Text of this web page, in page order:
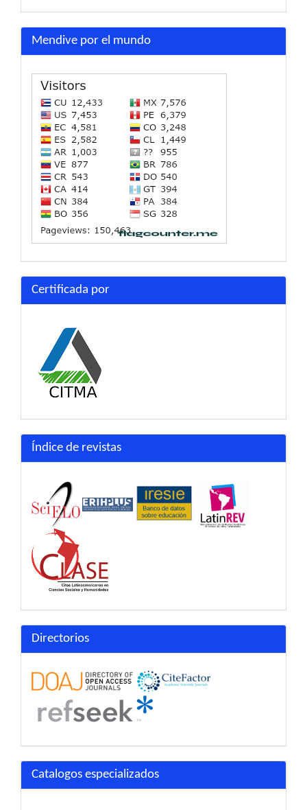
Mendive por el mundo
Certificada por
Índice de revistas
Directorios
Catalogos especializados